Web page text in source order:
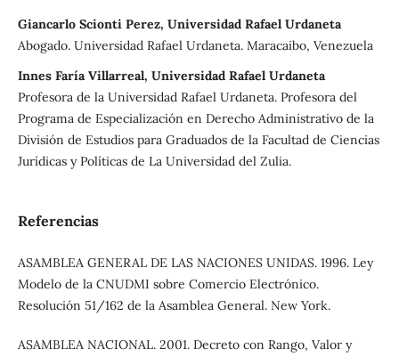
Giancarlo Scionti Perez, Universidad Rafael Urdaneta
Abogado. Universidad Rafael Urdaneta. Maracaibo, Venezuela
Innes Faría Villarreal, Universidad Rafael Urdaneta
Profesora de la Universidad Rafael Urdaneta. Profesora del
Programa de Especialización en Derecho Administrativo de la
División de Estudios para Graduados de la Facultad de Ciencias
Jurídicas y Políticas de La Universidad del Zulia.
Referencias
ASAMBLEA GENERAL DE LAS NACIONES UNIDAS. 1996. Ley
Modelo de la CNUDMI sobre Comercio Electrónico.
Resolución 51/162 de la Asamblea General. New York.
ASAMBLEA NACIONAL. 2001. Decreto con Rango, Valor y